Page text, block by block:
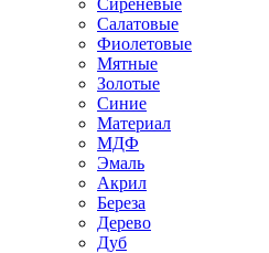
Сиреневые
Салатовые
Фиолетовые
Мятные
Золотые
Синие
Материал
МДФ
Эмаль
Акрил
Береза
Дерево
Дуб